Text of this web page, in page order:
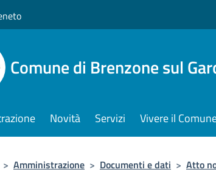
Comune di Brenzone sul
Novità Servizi Vivere il
> Amministrazione > Documenti e dati > Atto